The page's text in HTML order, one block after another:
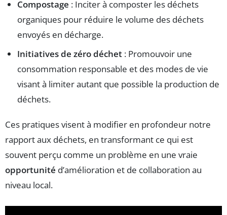
Compostage : Inciter à composter les déchets
organiques pour réduire le volume des déchets
envoyés en décharge.
Initiatives de zéro déchet : Promouvoir une
consommation responsable et des modes de vie
visant à limiter autant que possible la production de
déchets.
Ces pratiques visent à modifier en profondeur notre
rapport aux déchets, en transformant ce qui est
souvent perçu comme un problème en une vraie
opportunité d’amélioration et de collaboration au
niveau local.